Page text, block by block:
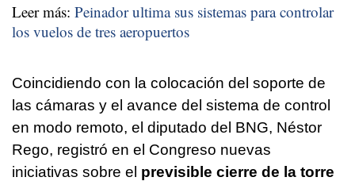
Leer más: Peinador ultima sus sistemas para controlar
los vuelos de tres aeropuertos
Coincidiendo con la colocación del soporte de
las cámaras y el avance del sistema de control
en modo remoto, el diputado del BNG, Néstor
Rego, registró en el Congreso nuevas
iniciativas sobre el previsible cierre de la torre